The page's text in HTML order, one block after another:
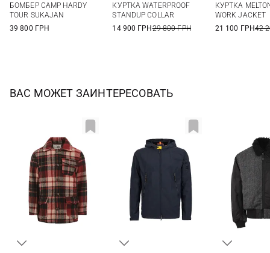
БОМБЕР CAMP HARDY
TOUR SUKAJAN
39 800 ГРН
КУРТКА WATERPROOF
STANDUP COLLAR
14 900 ГРН29 800 ГРН
КУРТКА
WORK JACKET
21 100 ГРН42
ВАС МОЖЕТ ЗАИНТЕРЕСОВАТЬ